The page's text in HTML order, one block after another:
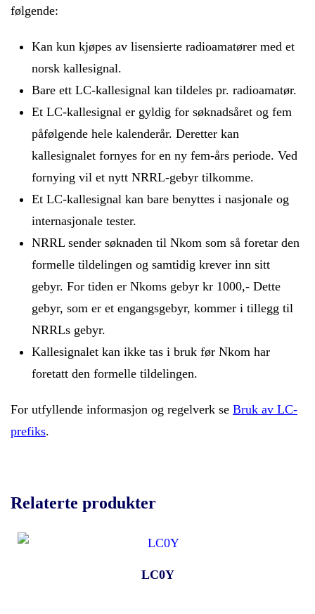
følgende:
Kan kun kjøpes av lisensierte radioamatører med et
norsk kallesignal.
Bare ett LC-kallesignal kan tildeles pr. radioamatør.
Et LC-kallesignal er gyldig for søknadsåret og fem
påfølgende hele kalenderår. Deretter kan
kallesignalet fornyes for en ny fem-års periode. Ved
fornying vil et nytt NRRL-gebyr tilkomme.
Et LC-kallesignal kan bare benyttes i nasjonale og
internasjonale tester.
NRRL sender søknaden til Nkom som så foretar den
formelle tildelingen og samtidig krever inn sitt
gebyr. For tiden er Nkoms gebyr kr 1000,- Dette
gebyr, som er et engangsgebyr, kommer i tillegg til
NRRLs gebyr.
Kallesignalet kan ikke tas i bruk før Nkom har
foretatt den formelle tildelingen.
For utfyllende informasjon og regelverk se Bruk av LC-
prefiks.
Relaterte produkter
LC0Y